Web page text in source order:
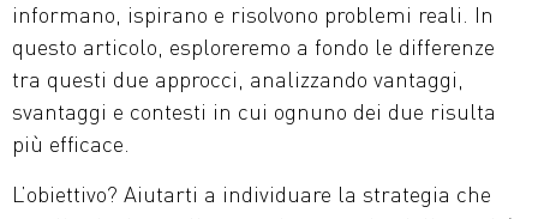
informano, ispirano e risolvono problemi reali. In
questo articolo, esploreremo a fondo le differenze
tra questi due approcci, analizzando vantaggi,
svantaggi e contesti in cui ognuno dei due risulta
più efficace.
L’obiettivo? Aiutarti a individuare la strategia che